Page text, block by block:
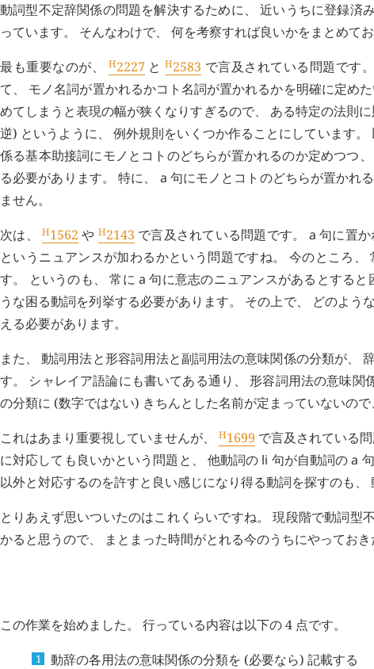
動詞型不定辞関係の問題を解決するために、 近いうちに登録
っています。 そんなわけで、 何を考察すれば良いかをまとめてお
最も重要なのが、
H2227 と H2583 で言及されている問題です
て、 モノ名詞が置かれるかコト名詞が置かれるかを明確に定め
めてしまうと表現の幅が狭くなりすぎるので、 ある特定の法則
逆) というように、 例外規則をいくつか作ることにしています
係る基本助接詞にモノとコトのどちらが置かれるのか定めつつ
る必要があります。 特に、 a 句にモノとコトのどちらが置かれ
ません。
次は、H1562 や H2143 で言及されている問題です。 a 句に置
というニュアンスが加わるかという問題ですね。 今のところ、
す。 というのも、 常にa 句に意志のニュアンスがあるとする
うな困る動詞を列挙する必要があります。 その上で、 どのよ
える必要があります。
また、 動詞用法と形容詞用法と副詞用法の意味関係の分類が、
す。 シャレイア語論にも書いてある通り、 形容詞用法の意味
の分類に (数字ではない) きちんとした名前が定まっていないの
これはあまり重要視していませんが、
H1699 で言及されている
に対応しても良いかという問題と、 他動詞の li 句が自動詞のa
以外と対応するのを許すと良い感じになり得る動詞を探すのも、
とりあえず思いついたのはこれくらいですね。 現段階で動詞
かると思うので、 まとまった時間がとれる今のうちにやっておき
この作業を始めました。 行っている内容は以下の 4 点です。
動辞の各用法の意味関係の分類を (必要なら) 記載する